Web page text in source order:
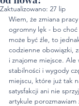
Zaktualizowano: 27 lip
Wiem, że zmiana
ogromny lęk - bo
może być źle, to
codzienne obowiązki,
i znajome miejsce. Ale
stabilności i wygody
miejscu, które już tak
satysfakcji ani nie
artykule porozmawiam